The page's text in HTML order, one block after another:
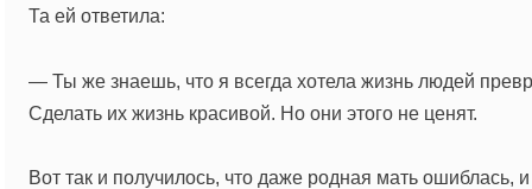
Та ей ответила:
— Ты же знаешь, что я всегда хотела жизнь людей
Сделать их жизнь красивой. Но они этого не ценят.
Вот так и получилось, что даже родная мать ошиблась,